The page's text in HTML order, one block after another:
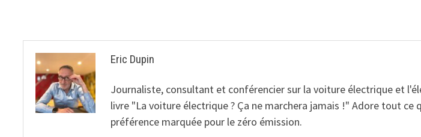
Eric Dupin
Journaliste, consultant et conférencier sur la voiture électrique et
livre "La voiture électrique ? Ça ne marchera jamais !" Adore tout ce
préférence marquée pour le zéro émission.